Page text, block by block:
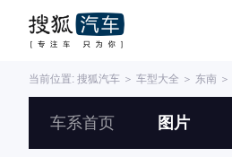
当前位置: 搜狐汽车 ＞ 车型大全 ＞ 东南 ＞
车系首页 图片